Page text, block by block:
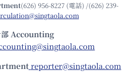
(626) 956-8227 (電話) /(626) 239-
部 Accounting
reporter@singtaola.com